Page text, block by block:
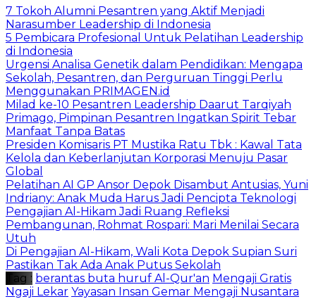
7 Tokoh Alumni Pesantren yang Aktif Menjadi
Narasumber Leadership di Indonesia
5 Pembicara Profesional Untuk Pelatihan Leadership
di Indonesia
Urgensi Analisa Genetik dalam Pendidikan: Mengapa
Sekolah, Pesantren, dan Perguruan Tinggi Perlu
Menggunakan PRIMAGEN.id
Milad ke-10 Pesantren Leadership Daarut Tarqiyah
Primago, Pimpinan Pesantren Ingatkan Spirit Tebar
Manfaat Tanpa Batas
Presiden Komisaris PT Mustika Ratu Tbk : Kawal Tata
Kelola dan Keberlanjutan Korporasi Menuju Pasar
Global
Pelatihan AI GP Ansor Depok Disambut Antusias, Yuni
Indriany: Anak Muda Harus Jadi Pencipta Teknologi
Pengajian Al-Hikam Jadi Ruang Refleksi
Pembangunan, Rohmat Rospari: Mari Menilai Secara
Utuh
Di Pengajian Al-Hikam, Wali Kota Depok Supian Suri
Pastikan Tak Ada Anak Putus Sekolah
Tag : berantas buta huruf Al-Qur'an Mengaji Gratis
Ngaji Lekar Yayasan Insan Gemar Mengaji Nusantara